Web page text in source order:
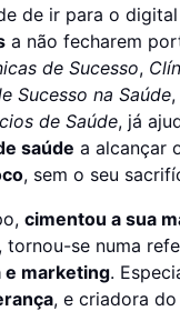
de ir para o
a não fecharem
de Sucesso,
Sucesso na Saúde,
de Saúde, já
saúde a alcançar
, sem o seu
cimentou a sua
se numa
e marketing.
, e criadora